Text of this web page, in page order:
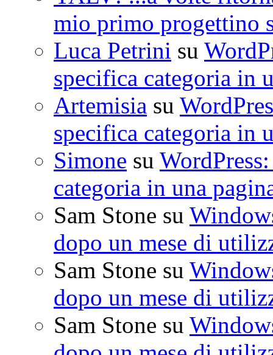
mio primo progettino
Luca Petrini su
specifica categoria in
Artemisia su
specifica categoria in
Simone su
categoria in una
Sam Stone su
dopo un mese di
Sam Stone su
dopo un mese di
Sam Stone su